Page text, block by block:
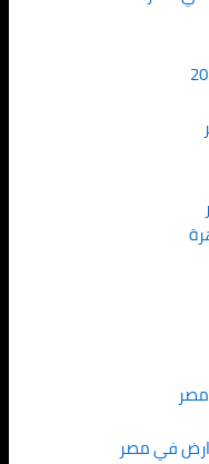
في مصر